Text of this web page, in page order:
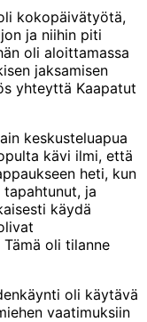
kokopäivätyötä,
ja niihin piti
oli aloittamassa
jaksamisen
yhteyttä Kaapatut
keskusteluapua
kävi ilmi, että
heti, kun
ja
käydä
oli tilanne
oli käytävä
vaatimuksiin